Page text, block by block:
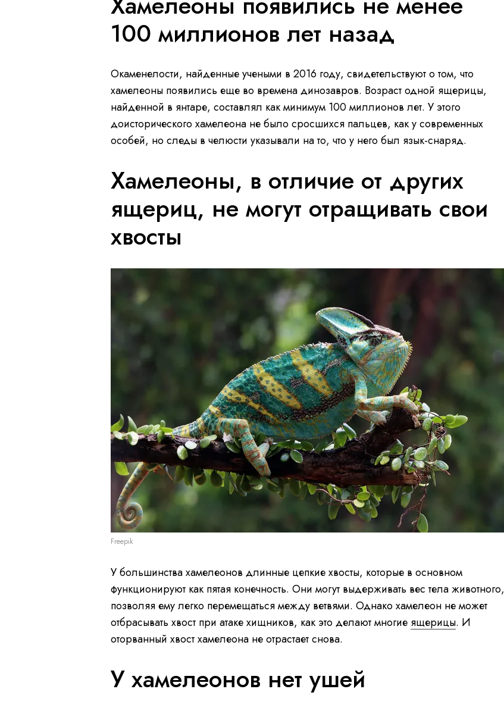
100 миллионов лет назад
Окаменелости, найденные учеными в 2016 году, свидетельствуют о том, что
хамелеоны появились еще во времена динозавров. Возраст одной ящерицы,
найденной в янтаре, составлял как минимум 100 миллионов лет. У этого
доисторического хамелеона не было сросшихся пальцев, как у современных
особей, но следы в челюсти указывали на то, что у него был язык-снаряд.
Хамелеоны, в отличие от других
ящериц, не могут отращивать свои
хвосты
Freepik
У большинства хамелеонов длинные цепкие хвосты, которые в основном
функционируют как пятая конечность. Они могут выдерживать вес тела животного,
позволяя ему легко перемещаться между ветвями. Однако хамелеон не может
отбрасывать хвост при атаке хищников, как это делают многие ящерицы. И
оторванный хвост хамелеона не отрастает снова.
У хамелеонов нет ушей